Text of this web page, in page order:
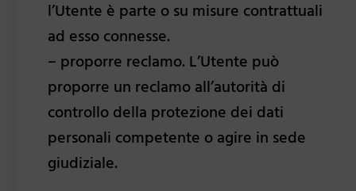
l’Utente è parte o su misure contrattuali
ad esso connesse.
– proporre reclamo. L’Utente può
proporre un reclamo all’autorità di
controllo della protezione dei dati
personali competente o agire in sede
giudiziale.